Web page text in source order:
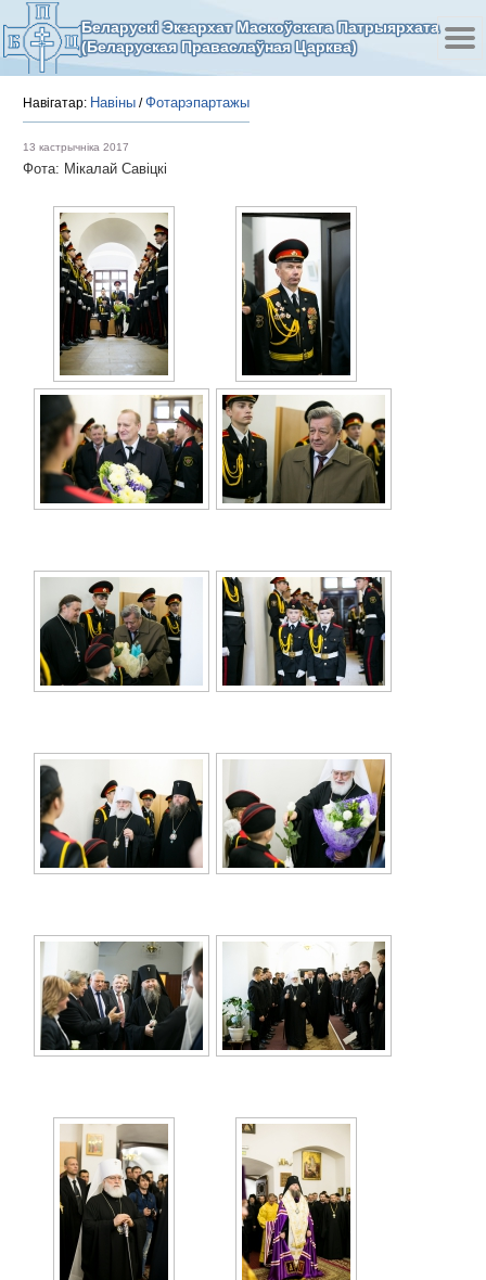
Беларускі Экзархат Маскоўскага Патрыярхата
(Беларуская Праваслаўная Царква)
Навігатар: Навіны /Фотарэпартажы
13 кастрычніка 2017
Фота: Мікалай Савіцкі